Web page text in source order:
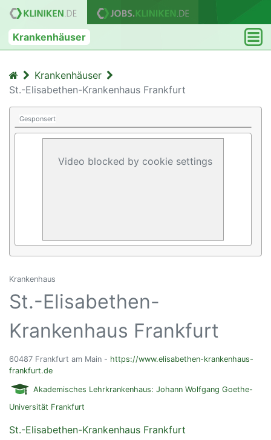
Krankenhäuser
Krankenhäuser
St.-Elisabethen-Krankenhaus Frankfurt
Gesponsert
Video blocked by cookie settings
Krankenhaus
St.-Elisabethen-
Krankenhaus Frankfurt
60487 Frankfurt am Main - https://www.elisabethen-krankenhaus-
frankfurt.de
Akademisches Lehrkrankenhaus: Johann Wolfgang Goethe-
Universität Frankfurt
St.-Elisabethen-Krankenhaus Frankfurt